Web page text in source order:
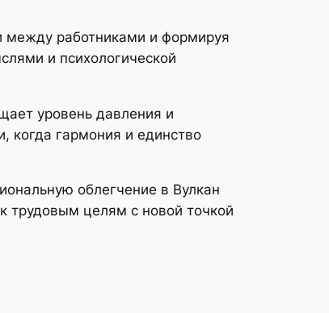
между работниками и формируя
и психологической
уровень давления и
когда гармония и единство
облегчение в Вулкан
трудовым целям с новой точкой